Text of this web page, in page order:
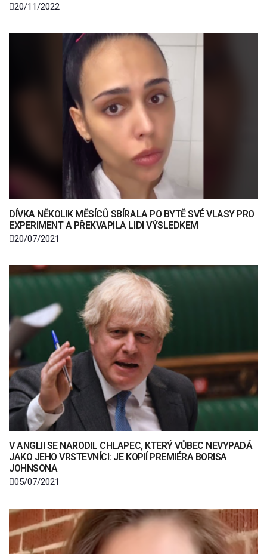
20/11/2022
DÍVKA NĚKOLIK MĚSÍCŮ SBÍRALA PO BYTĚ SVÉ VLASY PRO
EXPERIMENT A PŘEKVAPILA LIDI VÝSLEDKEM
20/07/2021
V ANGLII SE NARODIL CHLAPEC, KTERÝ VŮBEC NEVYPADÁ
JAKO JEHO VRSTEVNÍCI: JE KOPIÍ PREMIÉRA BORISA
JOHNSONA
05/07/2021